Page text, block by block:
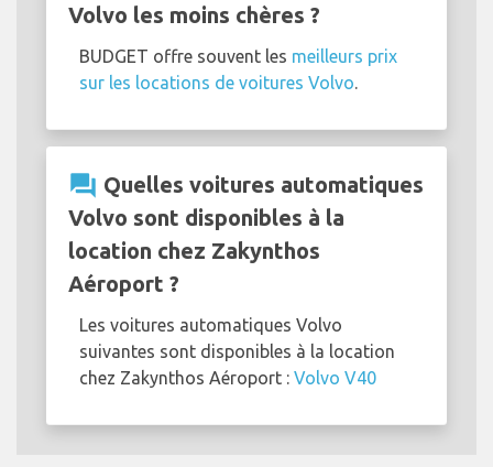
Volvo les moins chères ?
BUDGET offre souvent les meilleurs prix
sur les locations de voitures Volvo
question_answer Quelles voitures automatiques
Volvo sont disponibles à la
location chez Zakynthos
Aéroport ?
Les voitures automatiques Volvo
suivantes sont disponibles à la location
chez Zakynthos Aéroport : Volvo V40